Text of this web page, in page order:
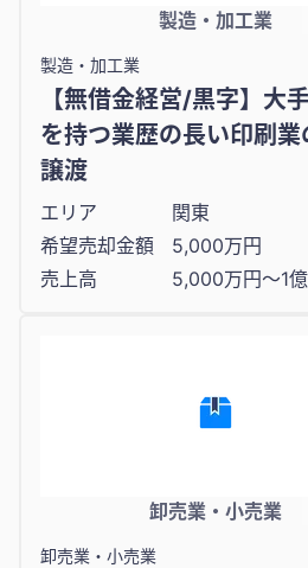
製造・加工業
製造・加工業
【無借金経営/黒字】大
を持つ業歴の長い印刷業
譲渡
エリア
関東
希望売却金額
5,000万円
売上高
5,000万円〜1
卸売業・小売業
卸売業・小売業